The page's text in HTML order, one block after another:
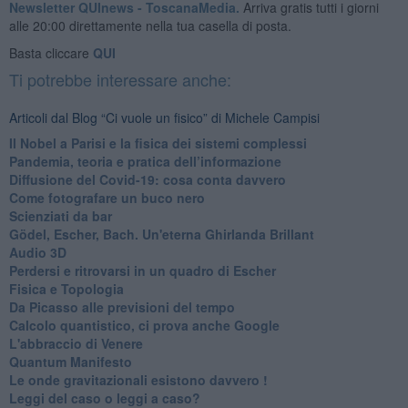
Newsletter QUInews - ToscanaMedia. Arriva gratis tutti i giorni
alle 20:00 direttamente nella tua casella di posta.
Basta cliccare QUI
Ti potrebbe interessare anche:
Articoli dal Blog “Ci vuole un fisico” di Michele Campisi
Il Nobel a Parisi e la fisica dei sistemi complessi
Pandemia, teoria e pratica dell’informazione
​Diffusione del Covid-19: cosa conta davvero
Come fotografare un buco nero
Scienziati da bar
Gödel, Escher, Bach. Un'eterna Ghirlanda Brillant
Audio 3D
Perdersi e ritrovarsi in un quadro di Escher
​Fisica e Topologia
Da Picasso alle previsioni del tempo
​Calcolo quantistico, ci prova anche Google
​L'abbraccio di Venere
​Quantum Manifesto
Le onde gravitazionali esistono davvero !
Leggi del caso o leggi a caso?